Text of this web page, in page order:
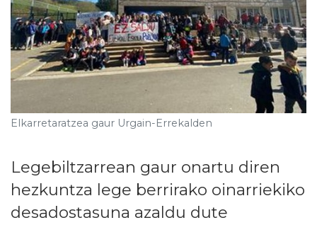
Elkarretaratzea gaur Urgain-Errekalden
Legebiltzarrean gaur onartu diren
hezkuntza lege berrirako oinarriekiko
desadostasuna azaldu dute